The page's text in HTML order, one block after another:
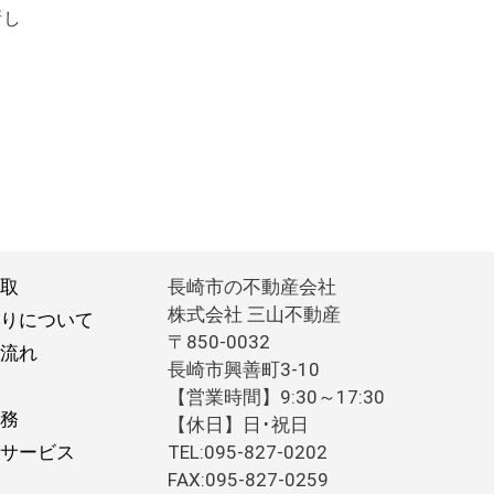
について
れ
ービス
長崎市の不動産会社
株式会社 三山不動産
〒850-0032
長崎市興善町3-10
【営業時間】9:30～17:30
【休日】日･祝日
TEL:095-827-0202
FAX:095-827-0259